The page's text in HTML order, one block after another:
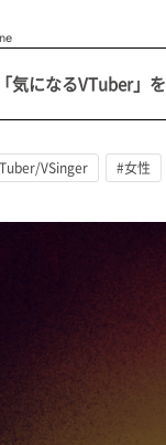
#バ美肉 #男の娘
「気になるVTuber」
VSinger #女性